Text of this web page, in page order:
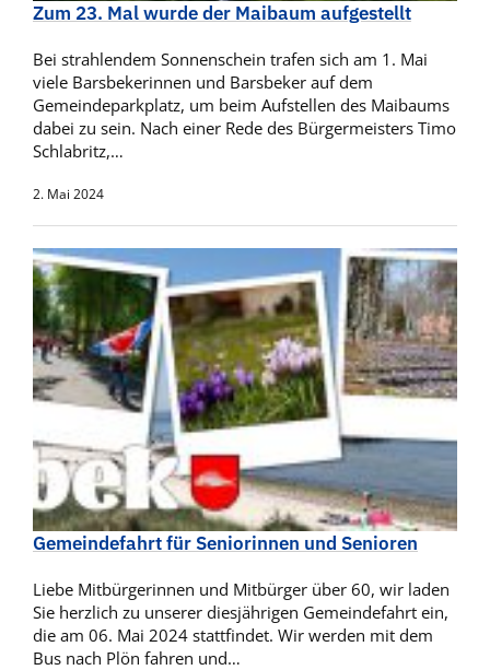
Zum 23. Mal wurde der Maibaum aufgestellt
Bei strahlendem Sonnenschein trafen sich am 1. Mai
viele Barsbekerinnen und Barsbeker auf dem
Gemeindeparkplatz, um beim Aufstellen des Maibaums
dabei zu sein. Nach einer Rede des Bürgermeisters Timo
Schlabritz,…
2. Mai 2024
Gemeindefahrt für Seniorinnen und Senioren
Liebe Mitbürgerinnen und Mitbürger über 60, wir laden
Sie herzlich zu unserer diesjährigen Gemeindefahrt ein,
die am 06. Mai 2024 stattfindet. Wir werden mit dem
Bus nach Plön fahren und…